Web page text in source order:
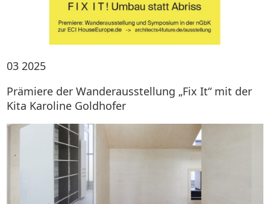
03 2025
Prämiere der Wanderausstellung „Fix It“ mit der
Kita Karoline Goldhofer